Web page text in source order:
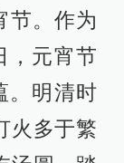
节。作为
，元宵节
。明清时
火多于繁